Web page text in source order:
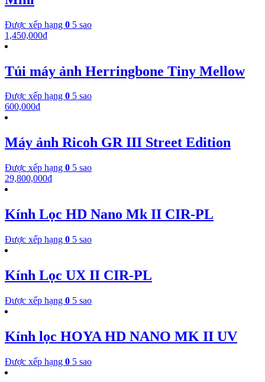
Được xếp hạng 0 5 sao
1,450,000₫
Túi máy ảnh Herringbone Tiny Mellow
Được xếp hạng 0 5 sao
600,000₫
Máy ảnh Ricoh GR III Street Edition
Được xếp hạng 0 5 sao
29,800,000₫
Kính Lọc HD Nano Mk II CIR-PL
Được xếp hạng 0 5 sao
Kính Lọc UX II CIR-PL
Được xếp hạng 0 5 sao
Kính lọc HOYA HD NANO MK II UV
Được xếp hạng 0 5 sao